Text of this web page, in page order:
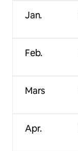
Jan.
Feb.
Mars
Apr.